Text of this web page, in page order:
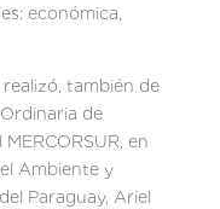
económica,
también de
de
en
Ambiente y
Paraguay, Ariel